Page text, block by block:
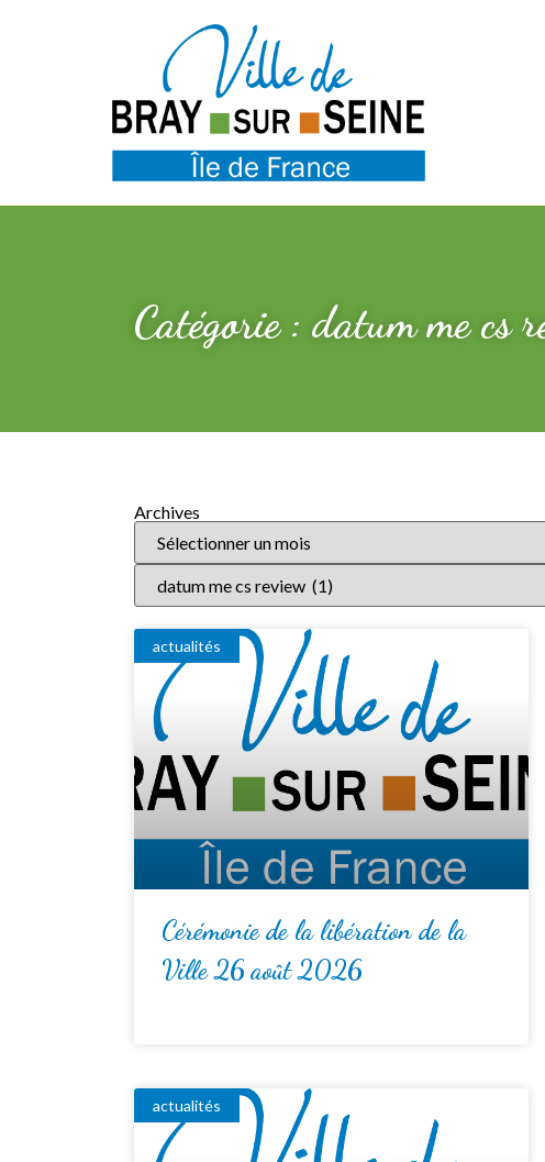
Catégorie : datum me cs
Archives
actualités
Cérémonie de la libération de la
Ville 26 août 2026
actualités